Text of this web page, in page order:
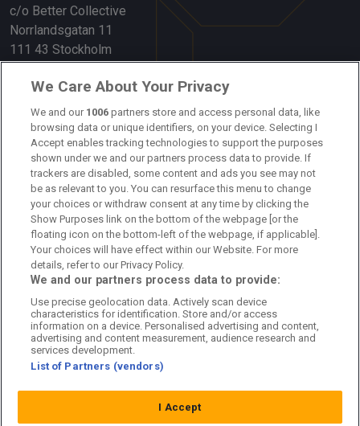
c/o Better Collective
Norrlandsgatan 11
111 43 Stockholm
Länkar
Om oss
Kontakta oss
Kundtjänst
Sponsor: Rekatochklart
Annonsera på Fotbolldirekt
Redaktionell policy
Personuppgiftspolicy
Cookiepolicy
Arkiv
We Care About Your Privacy
We and our 1006 partners store and access personal data, like
browsing data or unique identifiers, on your device. Selecting I
Accept enables tracking technologies to support the purposes
shown under we and our partners process data to provide. If
trackers are disabled, some content and ads you see may not
be as relevant to you. You can resurface this menu to change
your choices or withdraw consent at any time by clicking the
Show Purposes link on the bottom of the webpage [or the
floating icon on the bottom-left of the webpage, if applicable].
Your choices will have effect within our Website. For more
details, refer to our Privacy Policy.
We and our partners process data to provide:
Use precise geolocation data. Actively scan device
characteristics for identification. Store and/or access
information on a device. Personalised advertising and content,
advertising and content measurement, audience research and
services development.
List of Partners (vendors)
I Accept